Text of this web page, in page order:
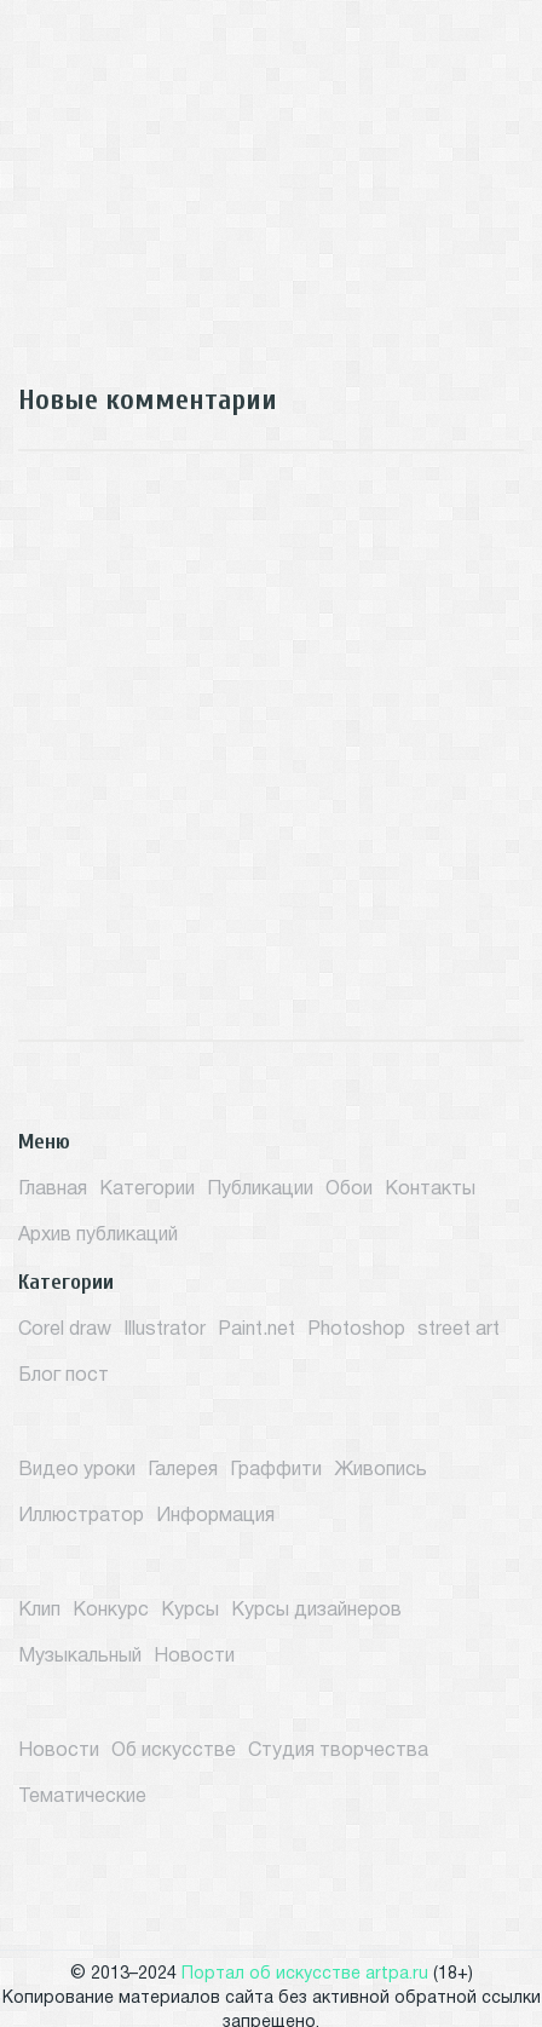
Новые комментарии
Меню
Главная Категории Публикации Обои Контакты
Архив публикаций
Категории
Corel draw Illustrator Paint.net Photoshop street art
Блог пост
Видео уроки Галерея Граффити Живопись
Иллюстратор Информация
Клип Конкурс Курсы Курсы дизайнеров
Музыкальный Новости
Новости Об искусстве Студия творчества
Тематические
© 2013–2024 Портал об искусстве artpa.ru (18+)
Копирование материалов сайта без активной обратной ссылки
запрещено.